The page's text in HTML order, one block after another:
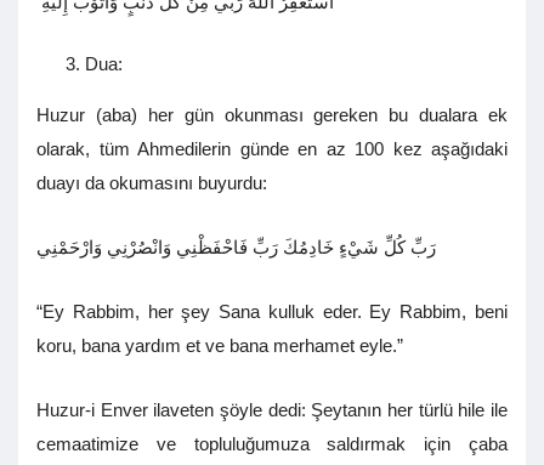
Dua:
Huzur (aba) her gün okunması gereken bu dualara ek
olarak, tüm Ahmedilerin günde en az 100 kez aşağıdaki
duayı da okumasını buyurdu:
رَبِّ كُلِّ شَيْءٍ خَادِمُكَ رَبِّ فَاحْفَظْنِي وَانْصُرْنِي وَارْحَمْنِي
“Ey Rabbim, her şey Sana kulluk eder. Ey Rabbim, beni
koru, bana yardım et ve bana merhamet eyle.”
Huzur-i Enver ilaveten şöyle dedi: Şeytanın her türlü hile ile
cemaatimize ve topluluğumuza saldırmak için çaba